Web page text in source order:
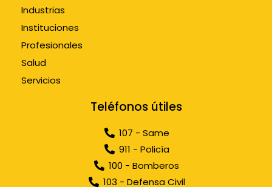
Industrias
Instituciones
Profesionales
Salud
Servicios
Teléfonos útiles
107 - Same
911 - Policía
100 - Bomberos
103 - Defensa Civil